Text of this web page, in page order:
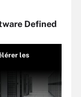
Defined
les